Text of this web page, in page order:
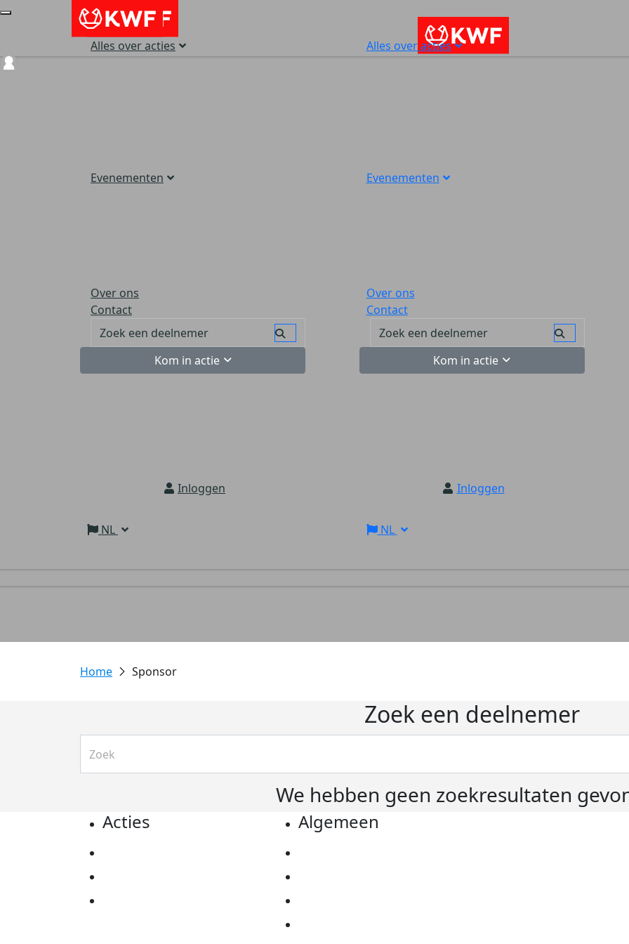
Alles over acties
Evenementen
Over ons
Contact
Kom in actie
Inloggen
NL
Alles over acties
Evenementen
Over ons
Contact
Kom in actie
Inloggen
NL
Sponsor
Zoek een deelnemer
We hebben geen zoekresultaten
Acties Algemeen